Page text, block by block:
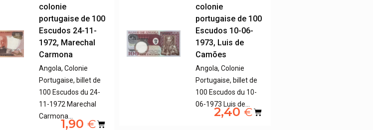
colonie
portugaise de 100
Escudos 24-11-
1972, Marechal
Carmona
Angola, Colonie
Portugaise, billet de
100 Escudos du 24-
11-1972 Marechal
Carmona…
1,90 €
colonie
portugaise de 100
Escudos 10-06-
1973, Luis de
Camões
Angola, Colonie
Portugaise, billet de
100 Escudos du 10-
06-1973 Luis de…
2,40 €